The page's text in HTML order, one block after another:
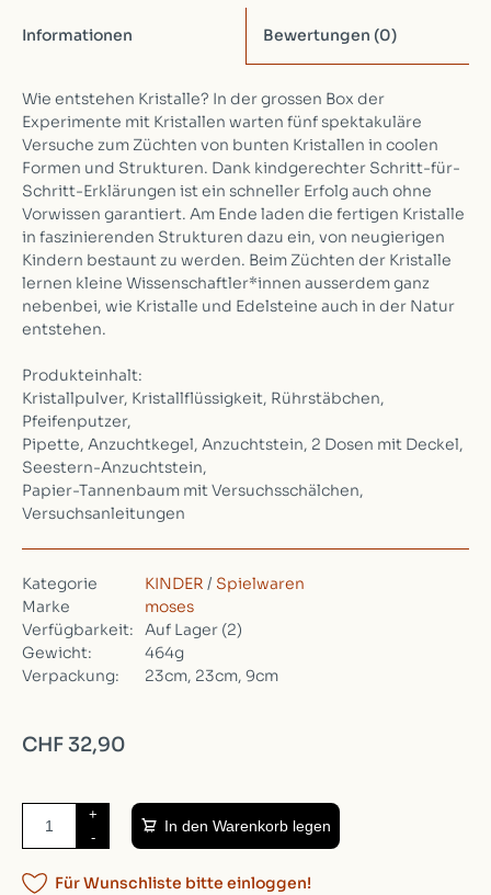
Informationen Bewertungen (0)
Wie entstehen Kristalle? In der grossen Box der
Experimente mit Kristallen warten fünf spektakuläre
Versuche zum Züchten von bunten Kristallen in coolen
Formen und Strukturen. Dank kindgerechter Schritt-für-
Schritt-Erklärungen ist ein schneller Erfolg auch ohne
Vorwissen garantiert. Am Ende laden die fertigen Kristalle
in faszinierenden Strukturen dazu ein, von neugierigen
Kindern bestaunt zu werden. Beim Züchten der Kristalle
lernen kleine Wissenschaftler*innen ausserdem ganz
nebenbei, wie Kristalle und Edelsteine auch in der Natur
entstehen.
Produkteinhalt:
Kristallpulver, Kristallflüssigkeit, Rührstäbchen,
Pfeifenputzer,
Pipette, Anzuchtkegel, Anzuchtstein, 2 Dosen mit Deckel,
Seestern-Anzuchtstein,
Papier-Tannenbaum mit Versuchsschälchen,
Versuchsanleitungen
Kategorie KINDER / Spielwaren
Marke
moses
Verfügbarkeit:
Auf Lager (2)
Gewicht:
464g
Verpackung:
23cm, 23cm, 9cm
CHF 32,90
+
-
In den Warenkorb legen
Für Wunschliste bitte einloggen!